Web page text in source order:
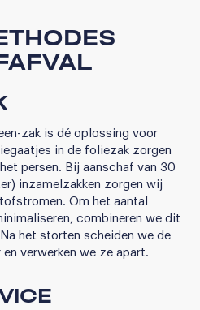
zak is dé oplossing voor
in de foliezak zorgen
persen. Bij aanschaf van 30
inzamelzakken zorgen wij
Om het aantal
combineren we dit
het storten scheiden we de
verwerken we ze apart.